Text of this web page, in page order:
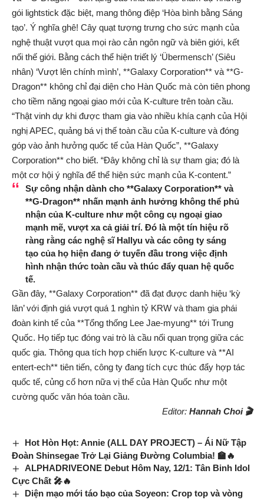
gói lightstick đặc biệt, mang thông điệp ‘Hòa bình bằng Sáng
tạo’. Ý nghĩa ghê! Cây quạt tượng trưng cho sức mạnh của
nghệ thuật vượt qua mọi rào cản ngôn ngữ và biên giới, kết
nối thế giới. Bằng cách thể hiện triết lý ‘Übermensch’ (Siêu
nhân) ‘Vượt lên chính mình’, **Galaxy Corporation** và **G-
Dragon** không chỉ đại diện cho Hàn Quốc mà còn tiên phong
cho tiềm năng ngoại giao mới của K-culture trên toàn cầu.
“Thật vinh dự khi được tham gia vào nhiều khía cạnh của Hội
nghị APEC, quảng bá vị thế toàn cầu của K-culture và đóng
góp vào ảnh hưởng quốc tế của Hàn Quốc”, **Galaxy
Corporation** cho biết. “Đây không chỉ là sự tham gia; đó là
một cơ hội ý nghĩa để thể hiện sức mạnh của K-content.”
Sự công nhận dành cho **Galaxy Corporation** và
**G-Dragon** nhấn mạnh ảnh hưởng không thể phủ
nhận của K-culture như một công cụ ngoại giao
mạnh mẽ, vượt xa cả giải trí. Đó là một tín hiệu rõ
ràng rằng các nghệ sĩ Hallyu và các công ty sáng
tạo của họ hiện đang ở tuyến đầu trong việc định
hình nhận thức toàn cầu và thúc đẩy quan hệ quốc
tế.
Gần đây, **Galaxy Corporation** đã đạt được danh hiệu ‘kỳ
lân’ với định giá vượt quá 1 nghìn tỷ KRW và tham gia phái
đoàn kinh tế của **Tổng thống Lee Jae-myung** tới Trung
Quốc. Họ tiếp tục đóng vai trò là cầu nối quan trọng giữa các
quốc gia. Thông qua tích hợp chiến lược K-culture và **AI
entert-ech** tiên tiến, công ty đang tích cực thúc đẩy hợp tác
quốc tế, củng cố hơn nữa vị thế của Hàn Quốc như một
cường quốc văn hóa toàn cầu.
Editor: Hannah Choi 🎬
Hot Hòn Họt: Annie (ALL DAY PROJECT) – Ái Nữ Tập
Đoàn Shinsegae Trở Lại Giảng Đường Columbia! 🏫🔥
ALPHADRIVEONE Debut Hôm Nay, 12/1: Tân Binh Idol
Cực Chất 🎤🔥
Diện mạo mới táo bạo của Soyeon: Crop top và vòng